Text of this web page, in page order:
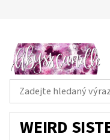
WEIRD